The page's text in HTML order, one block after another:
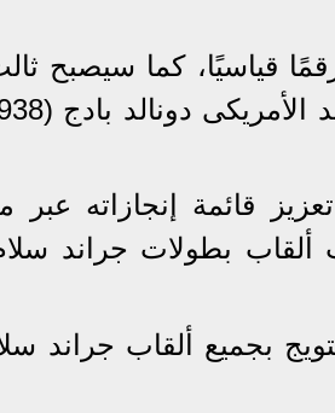
قياسيًا، كما سيصبح
لديوكوفيتش «34 عامًا» تعزيز قائمة
ألقاب بطولات جراند
بجميع ألقاب جراند